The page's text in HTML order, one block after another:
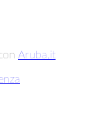
Aruba.it